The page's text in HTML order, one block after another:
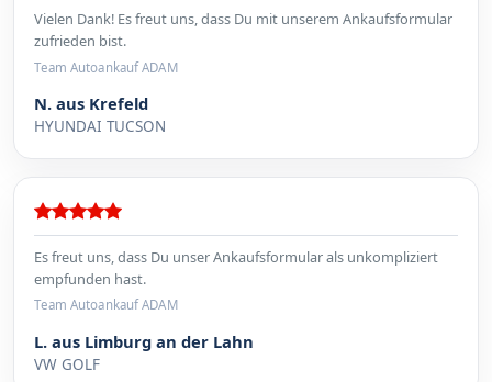
Vielen Dank! Es freut uns, dass Du mit unserem Ankaufsformular
zufrieden bist.
Team Autoankauf ADAM
N. aus Krefeld
HYUNDAI TUCSON
Es freut uns, dass Du unser Ankaufsformular als unkompliziert
empfunden hast.
Team Autoankauf ADAM
L. aus Limburg an der Lahn
VW GOLF